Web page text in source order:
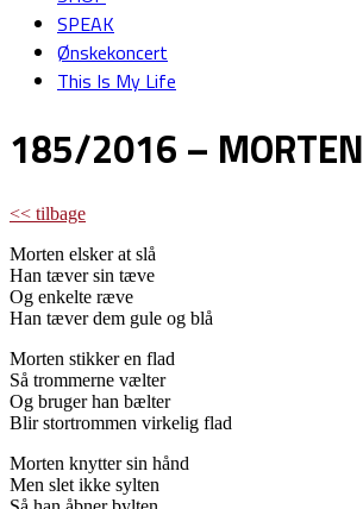
SPEAK
Ønskekoncert
This Is My Life
185/2016 – MORTEN
<< tilbage
Morten elsker at slå
Han tæver sin tæve
Og enkelte ræve
Han tæver dem gule og blå
Morten stikker en flad
Så trommerne vælter
Og bruger han bælter
Blir stortrommen virkelig flad
Morten knytter sin hånd
Men slet ikke sylten